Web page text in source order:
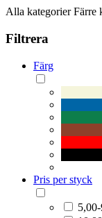
Alla kategorier Färre
Filtrera
Färg
Pris per styck